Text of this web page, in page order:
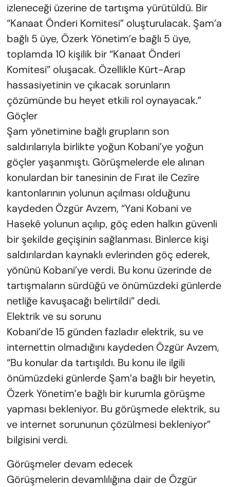
izleneceği üzerine de tartışma yürütüldü. Bir
“Kanaat Önderi Komitesi” oluşturulacak. Şam’a
bağlı 5 üye, Özerk Yönetim’e bağlı 5 üye,
toplamda 10 kişilik bir “Kanaat Önderi
Komitesi” oluşacak. Özellikle Kürt-Arap
hassasiyetinin ve çıkacak sorunların
çözümünde bu heyet etkili rol oynayacak.”
Göçler
Şam yönetimine bağlı grupların son
saldırılarıyla birlikte yoğun Kobani’ye yoğun
göçler yaşanmıştı. Görüşmelerde ele alınan
konulardan bir tanesinin de Fırat ile Cezîre
kantonlarının yolunun açılması olduğunu
kaydeden Özgür Avzem, “Yani Kobani ve
Hasekê yolunun açılıp, göç eden halkın güvenli
bir şekilde geçişinin sağlanması. Binlerce kişi
saldırılardan kaynaklı evlerinden göç ederek,
yönünü Kobani’ye verdi. Bu konu üzerinde de
tartışmaların sürdüğü ve önümüzdeki günlerde
netliğe kavuşacağı belirtildi” dedi.
Elektrik ve su sorunu
Kobani’de 15 günden fazladır elektrik, su ve
internettin olmadığını kaydeden Özgür Avzem,
“Bu konular da tartışıldı. Bu konu ile ilgili
önümüzdeki günlerde Şam’a bağlı bir heyetin,
Özerk Yönetim’e bağlı bir kurumla görüşme
yapması bekleniyor. Bu görüşmede elektrik, su
ve internet sorununun çözülmesi bekleniyor”
bilgisini verdi.
Görüşmeler devam edecek
Görüşmelerin devamlılığına dair de Özgür